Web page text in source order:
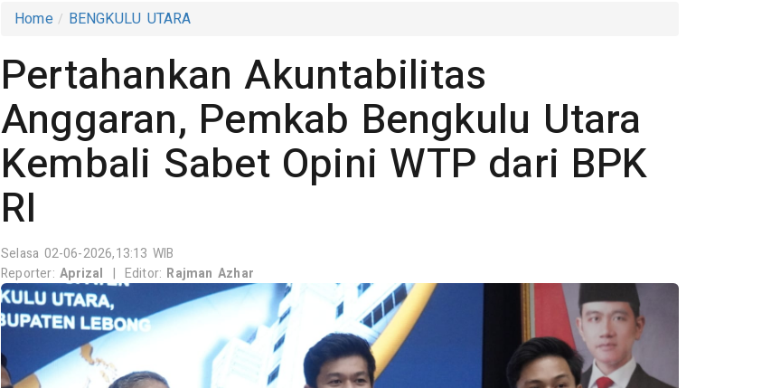
Home BENGKULU UTARA
Pertahankan Akuntabilitas
Anggaran, Pemkab Bengkulu Utara
Kembali Sabet Opini WTP dari BPK
RI
Selasa 02-06-2026,13:13 WIB
Reporter:Aprizal | Editor: Rajman Azhar